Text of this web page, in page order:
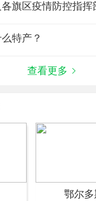
旗区疫情防控指挥
特产？
查看更多
鄂尔